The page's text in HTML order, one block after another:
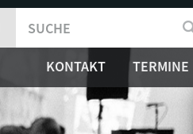
SUCHFORMULAR
SUCHE
KONTAKT TERMINE